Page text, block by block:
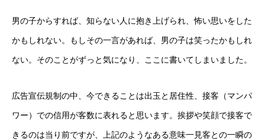
男の子からすれば、知らない人に抱き上げられ、怖い思いをした
かもしれない。もしその一言があれば、男の子は笑ったかもしれ
ない。そのことがずっと気になり、ここに書いてしまいました。
広告宣伝規制の中、今できることは出玉と居住性、接客（マンパ
ワー）での信用が客数に表れると思います。挨拶や笑顔で接客で
きるのは当り前ですが、上記のようなある意味一見客との一瞬の